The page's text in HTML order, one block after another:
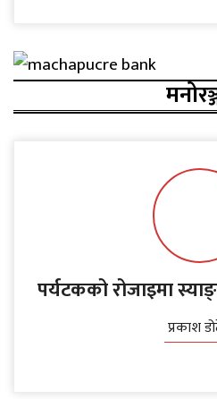
पर्यटकको रोजाइमा
प्रकाश